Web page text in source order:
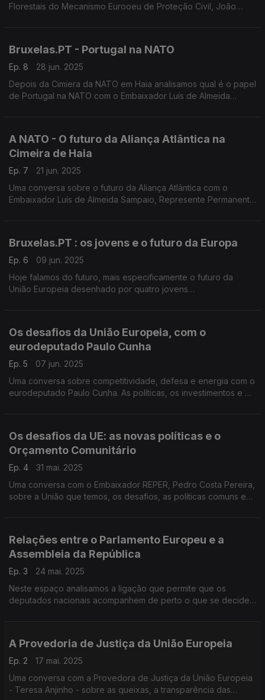
Florestais do Mecanismo Eurooeu de Proteção Civil, João
Bruxelas.PT - Portugal na NATO
Ep. 8
28 jun. 2025
Depois da Cimiera da NATO em Haia analisamos qual é o papel
de Portugal na NATO com o Embaixador Luís de Almeida
A NATO - O futuro da Aliança Atlântica na
Cimeira de Haia
Ep. 7
21 jun. 2025
Uma conversa sobre o futuro da Aliança Atlântica com o
Embaixador Luís de Almeida Sampaio, Represente Permanente
Bruxelas.PT : os jovens e o futuro da Europa
Ep. 6
09 jun. 2025
Hoje falamos do futuro, mais especificamente o futuro da
União Europeia desenhado por quatro jovens
Os desafios da União Europeia, com o
eurodeputado Paulo Cunha
Ep. 5
07 jun. 2025
Uma conversa sobre competitividade, defesa e energia com o
eurodeputado Paulo Cunha. As políticas, os investimentos e o
Os desafios da UE: as novas políticas e o
Orçamento Comunitário
Ep. 4
31 mai. 2025
Uma conversa com o Embaixador REPER, Pedro Costa Pereira,
sobre a União que temos, os desafios, as políticas comuns e
Relações entre o Parlamento Europeu e a
Assembleia da República
Ep. 3
24 mai. 2025
Neste espaço analisamos a ligação que permite que os
deputados nacionais acompanhem de perto o que se decide
A Provedoria de Justiça da União Europeia
Ep. 2
17 mai. 2025
Uma conversa com a Provedora de Justiça da União Europeia
- Teresa Anjinho - sobre as queixas, a transparência das